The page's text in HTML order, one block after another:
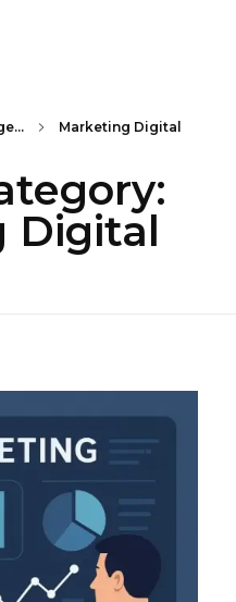
Marketing Digital
Digital